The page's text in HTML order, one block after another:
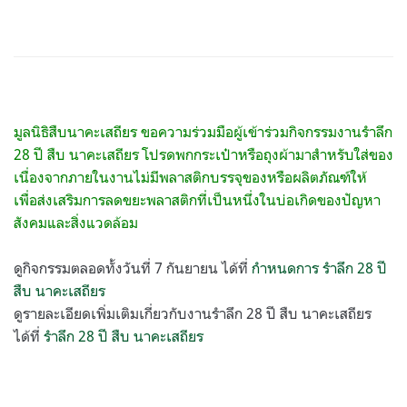
มูลนิธิสืบนาคะเสถียร ขอความร่วมมือผู้เข้าร่วมกิจกรรมงานรำลึก
28 ปี สืบ นาคะเสถียร โปรดพกกระเป๋าหรือถุงผ้ามาสำหรับใส่ของ
เนื่องจากภายในงานไม่มีพลาสติกบรรจุของหรือผลิตภัณฑ์ให้
เพื่อส่งเสริมการลดขยะพลาสติกที่เป็นหนึ่งในบ่อเกิดของปัญหา
สังคมและสิ่งแวดล้อม
ดูกิจกรรมตลอดทั้งวันที่ 7 กันยายน ได้ที่ กำหนดการ รำลึก 28 ปี
สืบ นาคะเสถียร
ดูรายละเอียดเพิ่มเติมเกี่ยวกับงานรำลึก 28 ปี สืบ นาคะเสถียร
ได้ที่ รำลึก 28 ปี สืบ นาคะเสถียร